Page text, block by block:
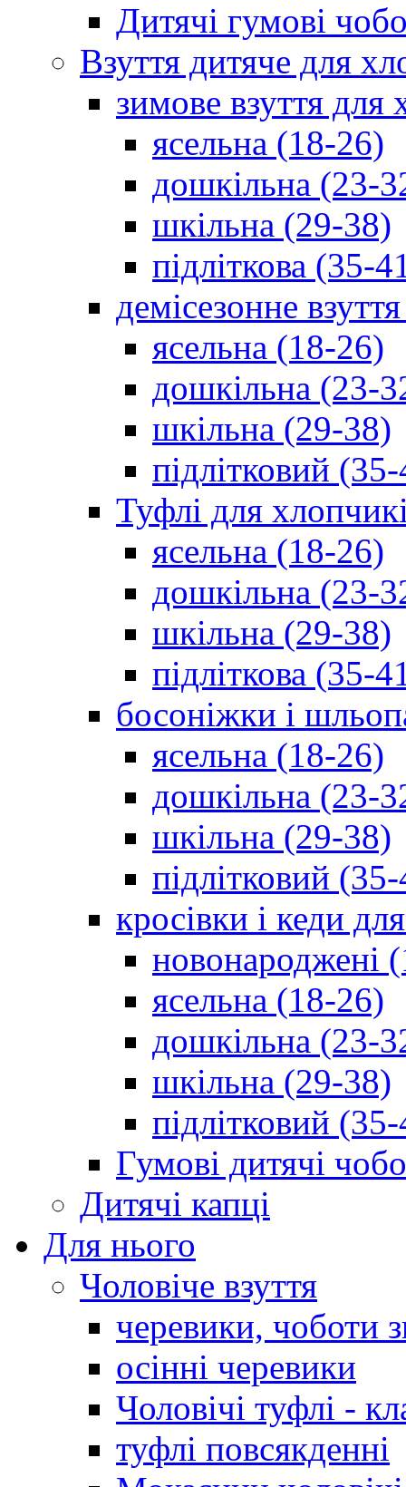
Дитячі гумові
Взуття дитяче для
зимове взуття для
ясельна (18-26)
дошкільна (23-
шкільна (29-38)
підліткова (35-
демісезонне
ясельна (18-26)
дошкільна (23-
шкільна (29-38)
підлітковий
Туфлі для
ясельна (18-26)
дошкільна (23-
шкільна (29-38)
підліткова (35-
босоніжки і
ясельна (18-26)
дошкільна (23-
шкільна (29-38)
підлітковий
кросівки і кеди
новонароджені
ясельна (18-26)
дошкільна (23-
шкільна (29-38)
підлітковий
Гумові дитячі
Дитячі капці
Для нього
Чоловіче взуття
черевики, чоботи
осінні черевики
Чоловічі туфлі -
туфлі повсякденні